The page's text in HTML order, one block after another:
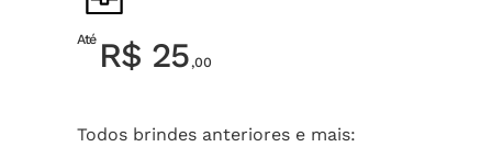
Até R$ 25,00
Todos brindes anteriores e mais: